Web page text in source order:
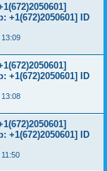
+1(672)2050601] ID
13:09
+1(672)2050601] ID
13:08
+1(672)2050601] ID